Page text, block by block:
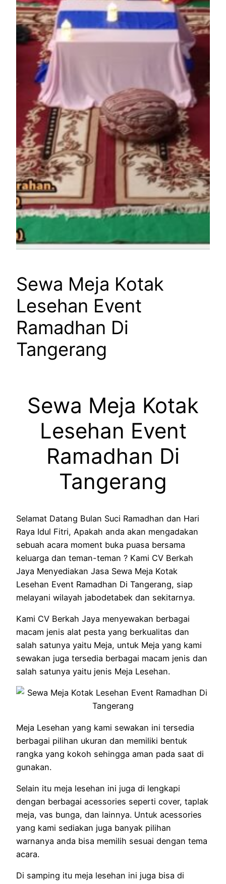
Sewa Meja Kotak
Lesehan Event
Ramadhan Di
Tangerang
Sewa Meja Kotak
Lesehan Event
Ramadhan Di
Tangerang
Selamat Datang Bulan Suci Ramadhan dan Hari
Raya Idul Fitri, Apakah anda akan mengadakan
sebuah acara moment buka puasa bersama
keluarga dan teman-teman ? Kami CV Berkah
Jaya Menyediakan Jasa Sewa Meja Kotak
Lesehan Event Ramadhan Di Tangerang, siap
melayani wilayah jabodetabek dan sekitarnya.
Kami CV Berkah Jaya menyewakan berbagai
macam jenis alat pesta yang berkualitas dan
salah satunya yaitu Meja, untuk Meja yang kami
sewakan juga tersedia berbagai macam jenis dan
salah satunya yaitu jenis Meja Lesehan.
Meja Lesehan yang kami sewakan ini tersedia
berbagai pilihan ukuran dan memiliki bentuk
rangka yang kokoh sehingga aman pada saat di
gunakan.
Selain itu meja lesehan ini juga di lengkapi
dengan berbagai acessories seperti cover, taplak
meja, vas bunga, dan lainnya. Untuk acessories
yang kami sediakan juga banyak pilihan
warnanya anda bisa memilih sesuai dengan tema
acara.
Di samping itu meja lesehan ini juga bisa di